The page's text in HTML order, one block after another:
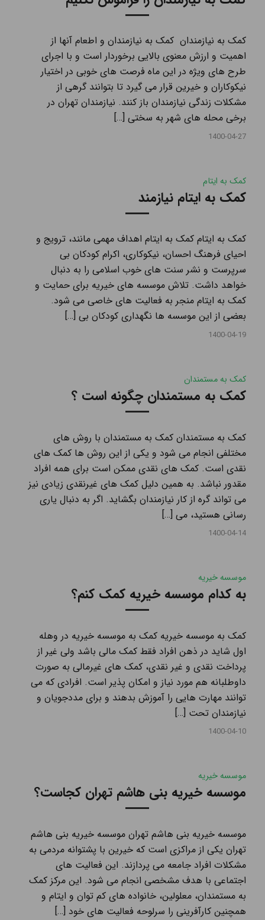
کمک به نیازمندان کمک به نیازمندان و اطعام آنها از
اهميت و ارزش معنوی بالايی برخوردار است و با اجرای
طرح های ويژه در اين ماه فرصت های خوبی در اختيار
نيكوكاران و خيرين قرار می گیرد تا بتوانند گرهی از
مشكلات زندگی نيازمندان باز كنند. نیازمندان تهران در
برخی محله های شهر به سختی […]
1400-04-27
کمک به ایتام
کمک به ایتام نیازمند
کمک به ایتام کمک به ایتام اهداف مهمی مانند، ترویج و
احیای فرهنگ احسان، نیکوکاری، اکرام کودکان بی
سرپرست و نشر سنت ‌های خوب اسلامی را به دنبال
خواهد داشت. تلاش موسسه های خیریه برای حمایت و
کمک به ایتام منجر به فعالیت های خاصی می شود.
بعضی از این موسسه ها نگهداری کودکان بی […]
1400-04-19
کمک به مستمندان
کمک به مستمندان چگونه است ؟
کمک به مستمندان کمک به مستمندان با روش های
مختلفی انجام می شود و یکی از این روش ها کمک های
نقدی است. کمک های نقدی ممکن است برای همه افراد
مقدور نباشد. به همین دلیل کمک های غیرنقدی زیادی نیز
می تواند گره از کار نیازمندان بگشاید. اگر به دنبال یاری
رسانی هستید، می […]
1400-04-14
موسسه خیریه
به کدام موسسه خیریه کمک کنم؟
کمک به موسسه خیریه کمک به موسسه خیریه در وهله
اول شاید در ذهن افراد فقط کمک مالی باشد ولی غیر از
پرداخت نقدی و غیر نقدی، کمک های غیرمالی به صورت
داوطلبانه هم مورد نیاز و امکان پذیر است. افرادی که می
توانند مهارت هایی را آموزش بدهند و برای مددجویان و
نیازمندان تحت […]
1400-04-10
موسسه خیریه
موسسه خیریه بنی هاشم تهران کجاست؟
موسسه خیریه بنی هاشم تهران موسسه خیریه بنی هاشم
تهران یکی از مراکزی است که خیرین با پشتوانه مردمی به
مشکلات افراد جامعه می پردازند. این فعالیت های
اجتماعی با هدف مشخصی انجام می شود. این مرکز کمک
به مستمندان، معلولین، خانواده های کم توان و ایتام و
همچنین کارآفرینی را سرلوحه فعالیت های خود […]